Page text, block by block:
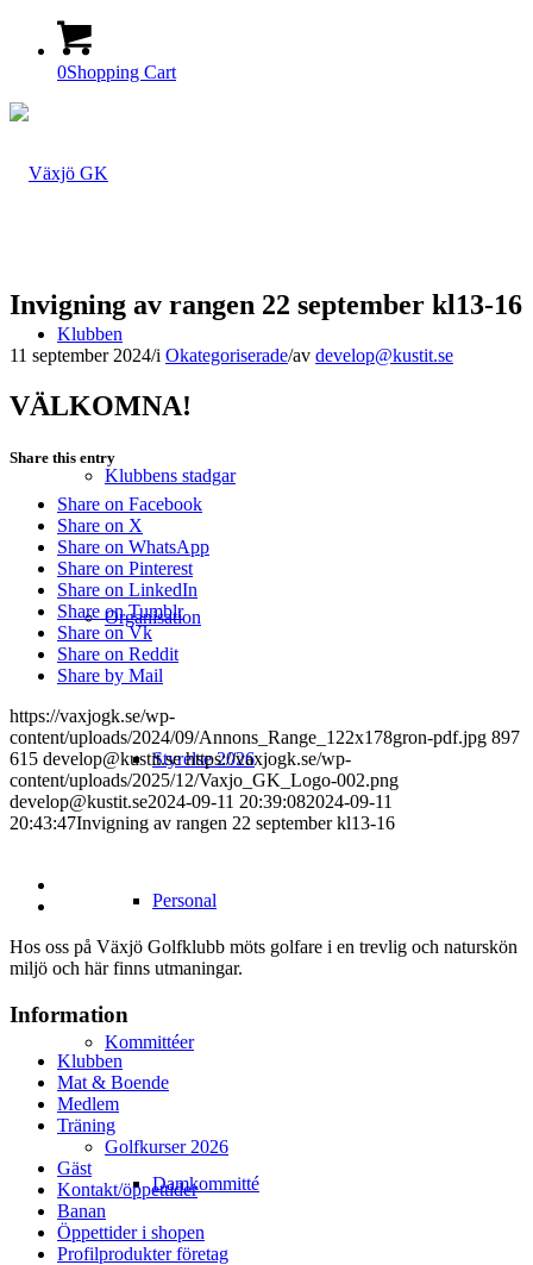
0Shopping Cart
Klubben
Klubbens stadgar
Organisation
Styrelse 2026
Personal
Kommittéer
Damkommitté
Invigning av rangen 22 september kl13-16
11 september 2024/i Okategoriserade/av develop@kustit.se
VÄLKOMNA!
Share this entry
Share on Facebook
Share on X
Share on WhatsApp
Share on Pinterest
Share on LinkedIn
Share on Tumblr
Share on Vk
Share on Reddit
Share by Mail
https://vaxjogk.se/wp-
content/uploads/2024/09/Annons_Range_122x178gron-pdf.jpg 897
615 develop@kustit.se https://vaxjogk.se/wp-
content/uploads/2025/12/Vaxjo_GK_Logo-002.png
develop@kustit.se2024-09-11 20:39:082024-09-11
20:43:47Invigning av rangen 22 september kl13-16
Hos oss på Växjö Golfklubb möts golfare i en trevlig och naturskön
miljö och här finns utmaningar.
Information
Klubben
Mat & Boende
Medlem
Träning
Golfkurser 2026
Gäst
Kontakt/öppettider
Banan
Öppettider i shopen
Profilprodukter företag